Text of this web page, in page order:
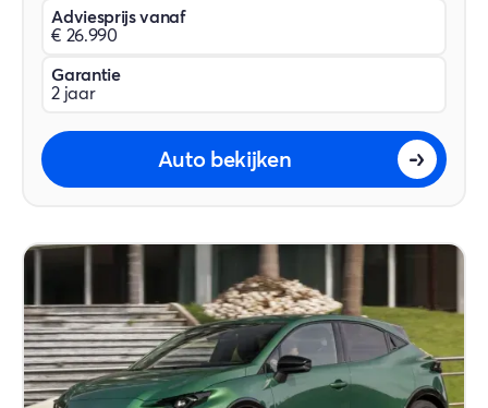
Adviesprijs vanaf
€ 26.990
Garantie
2 jaar
Auto bekijken